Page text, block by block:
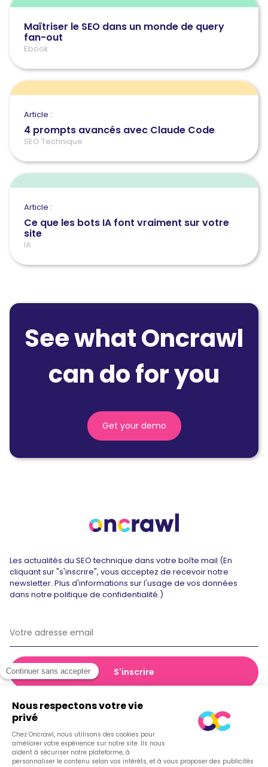
Maîtriser le SEO dans un monde de query
fan-out
Ebook
Article :
4 prompts avancés avec Claude Code
SEO Technique
Article :
Ce que les bots IA font vraiment sur votre
site
IA
See what Oncrawl
can do for you
Get your demo
Les actualités du SEO technique dans votre boîte mail (En
cliquant sur "s'inscrire", vous acceptez de recevoir notre
newsletter. Plus d'informations sur l'usage de vos données
dans notre politique de confidentialité.)
Politique de confidentialité
Conditions générales de vente